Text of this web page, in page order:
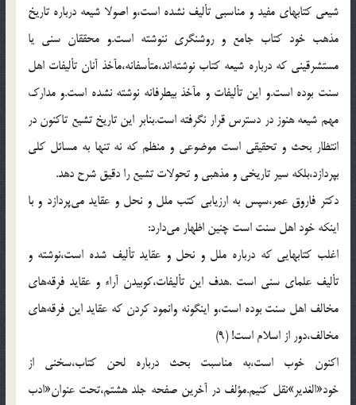
شيعى كتابهاى مفيد و مناسبى تأليف نشده است،و اصولا شيعه درباره تاريخ
مذهب خود كتاب جامع و روشنگرى ننوشته است.و محققان سنى يا
مستشرقينى كه درباره شيعه كتاب نوشته‌اند،متأسفانه،مآخذ آنان تأليفات اهل
سنت بوده است.و اين تأليفات و مآخذ بيطرفانه نوشته نشده است.و مدارك
مهم شيعه هنوز در دسترس قرار نگرفته است.بنابر اين تاريخ تشيع تاكنون در
انتظار بحث و تحقيقى است موضوعى و منظم كه نه تنها به مسائل كلى
بپردازد،بلكه سير تاريخى و مذهبى و تحولات تشيع را دقيق شرح دهد.
دكتر فاروق عمر،سپس به ارزيابى كتب ملل و نحل و عقايد مى‌پردازد و با
اينكه خود اهل سنت است چنين اظهار مى‌دارد:
اغلب كتابهايى كه درباره ملل و نحل و عقايد تأليف شده است،نوشته و
تأليف علماى سنى است .هدف اين تأليفات،كوبيدن آراء و عقايد فرقه‌هاى
مخالف اهل سنت بوده است،و اينگونه وانمود كردن كه عقايد اين فرقه‌هاى
مخالف،دور از اسلام است! (9)
اكنون خوب است،به مناسبت بحث درباره لحن كتاب،سخنى از
خود«الغدير»نقل كنيم.مؤلف در آخرين صفحه جلد هشتم،تحت عنوان«ادب